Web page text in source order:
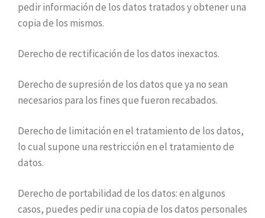
pedir información de los datos tratados y obtener una
copia de los mismos.
Derecho de rectificación de los datos inexactos.
Derecho de supresión de los datos que ya no sean
necesarios para los fines que fueron recabados.
Derecho de limitación en el tratamiento de los datos,
lo cual supone una restricción en el tratamiento de
datos.
Derecho de portabilidad de los datos: en algunos
casos, puedes pedir una copia de los datos personales